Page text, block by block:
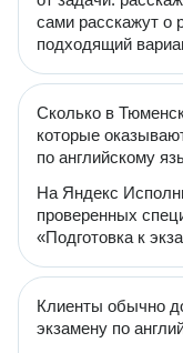
сами расскажут о
подходящий
Сколько в
которые
по английскому
На Яндекс
проверенных
«Подготовка к
Клиенты обычно
экзамену по